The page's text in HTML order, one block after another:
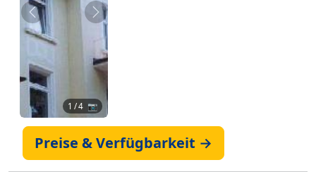
Zurück Weiter
1 / 4 📷
Preise & Verfügbarkeit →